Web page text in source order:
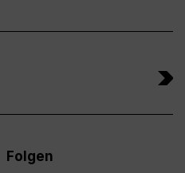
Folgen